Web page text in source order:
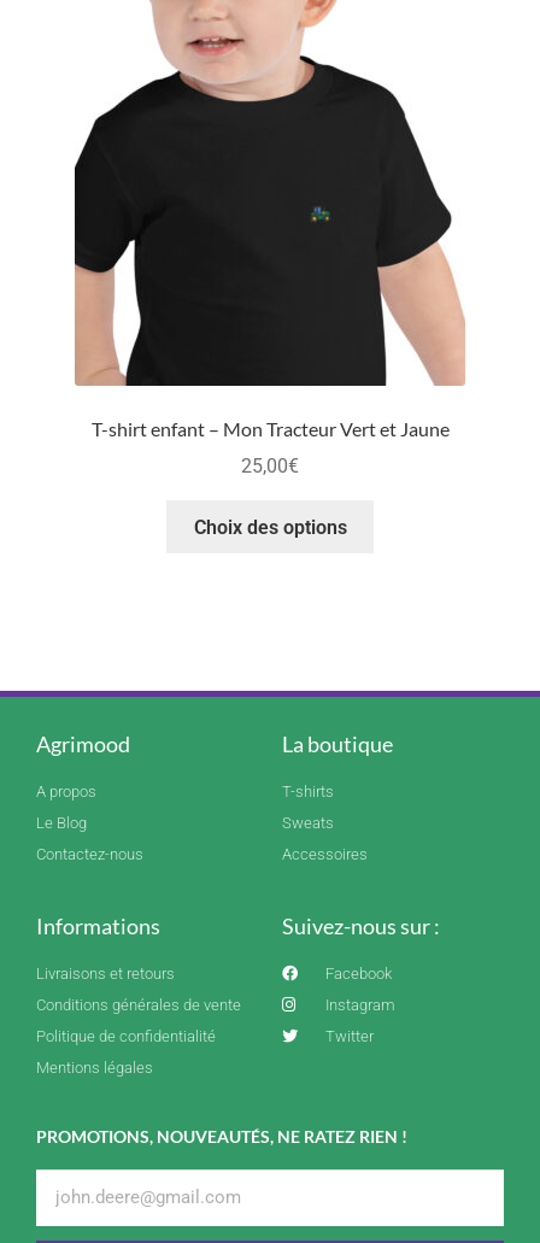
T-shirt enfant – Mon Tracteur Vert et Jaune
25,00€
Choix des options
Agrimood
A propos
Le Blog
Contactez-nous
La boutique
T-shirts
Sweats
Accessoires
Informations
Livraisons et retours
Conditions générales de vente
Politique de confidentialité
Mentions légales
Suivez-nous sur :
Facebook
Instagram
Twitter
PROMOTIONS, NOUVEAUTÉS, NE RATEZ RIEN !